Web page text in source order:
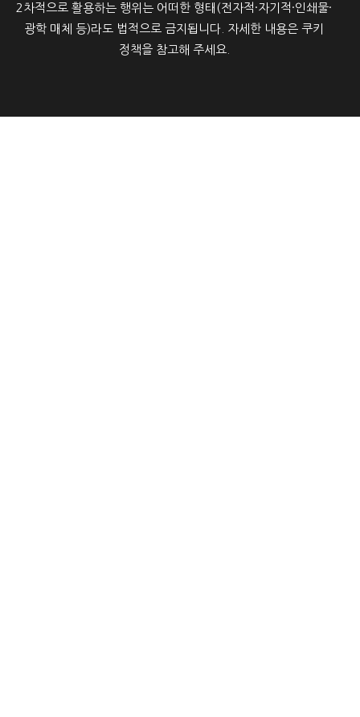
2차적으로 활용하는 행위는 어떠한 형태(전자적·자기적·인쇄물·
광학 매체 등)라도 법적으로 금지됩니다. 자세한 내용은 쿠키
정책을 참고해 주세요.